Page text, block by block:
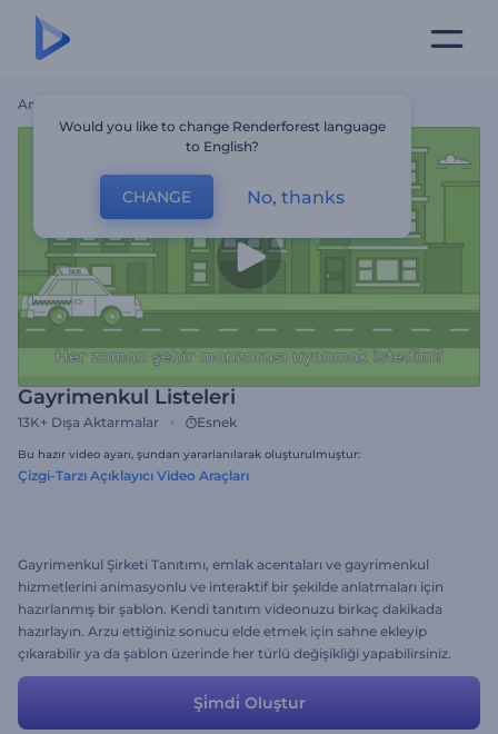
Ana Sayfa
Gayrimenkul Listeleri
13K+ Dışa Aktarmalar Esnek
Bu hazır video ayarı, şundan yararlanılarak oluşturulmuştur:
Çizgi-Tarzı Açıklayıcı Video Araçları
Gayrimenkul Şirketi Tanıtımı, emlak acentaları ve gayrimenkul
hizmetlerini animasyonlu ve interaktif bir şekilde anlatmaları için
hazırlanmış bir şablon. Kendi tanıtım videonuzu birkaç dakikada
hazırlayın. Arzu ettiğiniz sonucu elde etmek için sahne ekleyip
çıkarabilir ya da şablon üzerinde her türlü değişikliği yapabilirsiniz.
Şi̇mdi̇ Oluştur
Would you like to change Renderforest language
to English?
CHANGE No, thanks